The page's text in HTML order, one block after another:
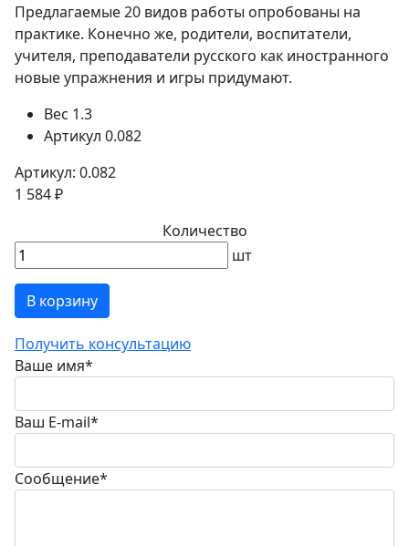
Предлагаемые 20 видов работы опробованы на
практике. Конечно же, родители, воспитатели,
учителя, преподаватели русского как иностранного
новые упражнения и игры придумают.
Вес 1.3
Артикул 0.082
Артикул: 0.082
1 584 ₽
Количество
шт
В корзину
Получить консультацию
Ваше имя*
Ваш E-mail*
Сообщение*